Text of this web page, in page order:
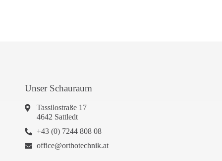
Unser Schauraum
Tassilostraße 17
4642 Sattledt
+43 (0) 7244 808 08
office@orthotechnik.at